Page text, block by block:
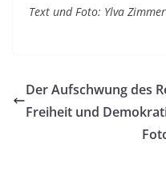
Text und Foto: Ylva
Der Aufschwung des
Freiheit und